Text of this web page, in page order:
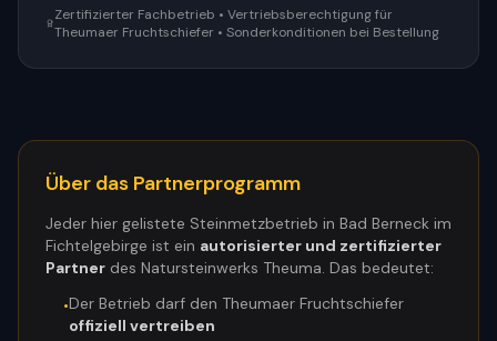
Zertifizierter Fachbetrieb • Vertriebsberechtigung für
Theumaer Fruchtschiefer • Sonderkonditionen bei Bestellung
Über das Partnerprogramm
Jeder hier gelistete Steinmetzbetrieb in Bad Berneck im
Fichtelgebirge ist ein autorisierter und zertifizierter
Partner des Natursteinwerks Theuma. Das bedeutet:
•Der Betrieb darf den Theumaer Fruchtschiefer
offiziell vertreiben